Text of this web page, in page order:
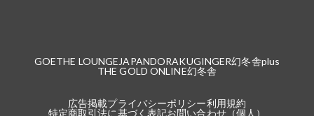
GOETHE LOUNGE JAPANDORAKUGINGER幻冬舎plus
THE GOLD ONLINE幻冬舎
広告掲載プライバシーポリシー利用規約
特定商取引法に基づく表記お問い合わせ（個人）